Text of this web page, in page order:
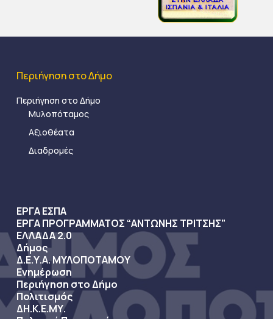
Περιήγηση στο Δήμο
Περιήγηση στο Δήμο
Μυλοπόταμος
Αξιοθέατα
Διαδρομές
ΕΡΓΑ ΕΣΠΑ
ΕΡΓΑ ΠΡΟΓΡΑΜΜΑΤΟΣ “ΑΝΤΩΝΗΣ ΤΡΙΤΣΗΣ”
ΕΛΛΑΔΑ 2.0
Δήμος
Δ.Ε.Υ.Α. ΜΥΛΟΠΟΤΑΜΟΥ
Ενημέρωση
Περιήγηση στο Δήμο
Πολιτισμός
ΔΗ.Κ.Ε.ΜΥ.